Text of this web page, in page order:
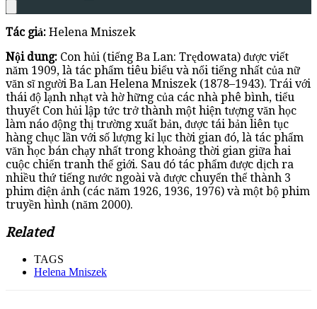
Tác giả: Helena Mniszek
Nội dung: Con hủi (tiếng Ba Lan: Trędowata) được viết
năm 1909, là tác phẩm tiêu biểu và nổi tiếng nhất của nữ
văn sĩ người Ba Lan Helena Mniszek (1878–1943). Trái với
thái độ lạnh nhạt và hờ hững của các nhà phê bình, tiểu
thuyết Con hủi lập tức trở thành một hiện tượng văn học
làm náo động thị trường xuất bản, được tái bản liên tục
hàng chục lần với số lượng kỉ lục thời gian đó, là tác phẩm
văn học bán chạy nhất trong khoảng thời gian giữa hai
cuộc chiến tranh thế giới. Sau đó tác phẩm được dịch ra
nhiều thứ tiếng nước ngoài và được chuyển thể thành 3
phim điện ảnh (các năm 1926, 1936, 1976) và một bộ phim
truyền hình (năm 2000).
Related
TAGS
Helena Mniszek